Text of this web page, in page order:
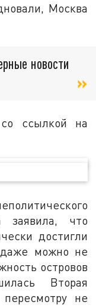
Москва
новости
ссылкой на
заявила, что
достигли
даже можно не
островов
Вторая
не